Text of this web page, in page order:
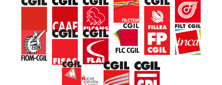
InFlai
trasmissioni
Work